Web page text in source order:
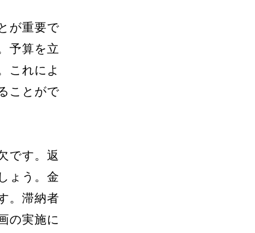
が重要で
予算を立
これによ
ことがで
です。返
ょう。金
。滞納者
の実施に